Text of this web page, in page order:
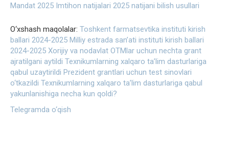
Mandat 2025 Imtihon natijalari 2025 natijani bilish usullari
O‘xshash maqolalar: Toshkent farmatsevtika instituti kirish
ballari 2024-2025 Milliy estrada san’ati instituti kirish ballari
2024-2025 Xorijiy va nodavlat OTMlar uchun nechta grant
ajratilgani aytildi Texnikumlarning xalqaro ta’lim dasturlariga
qabul uzaytirildi Prezident grantlari uchun test sinovlari
o‘tkazildi Texnikumlarning xalqaro ta’lim dasturlariga qabul
yakunlanishiga necha kun qoldi?
Telegramda o‘qish